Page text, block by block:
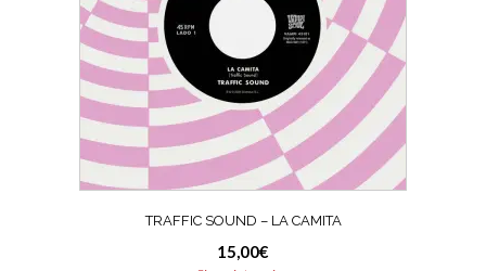
TRAFFIC SOUND – LA CAMITA
15,00€